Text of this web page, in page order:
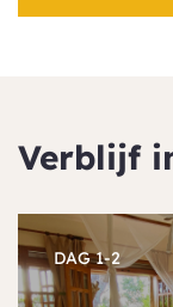
Verblijf
DAG 1-2